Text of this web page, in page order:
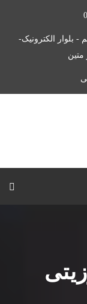
الکترونیک-
متین